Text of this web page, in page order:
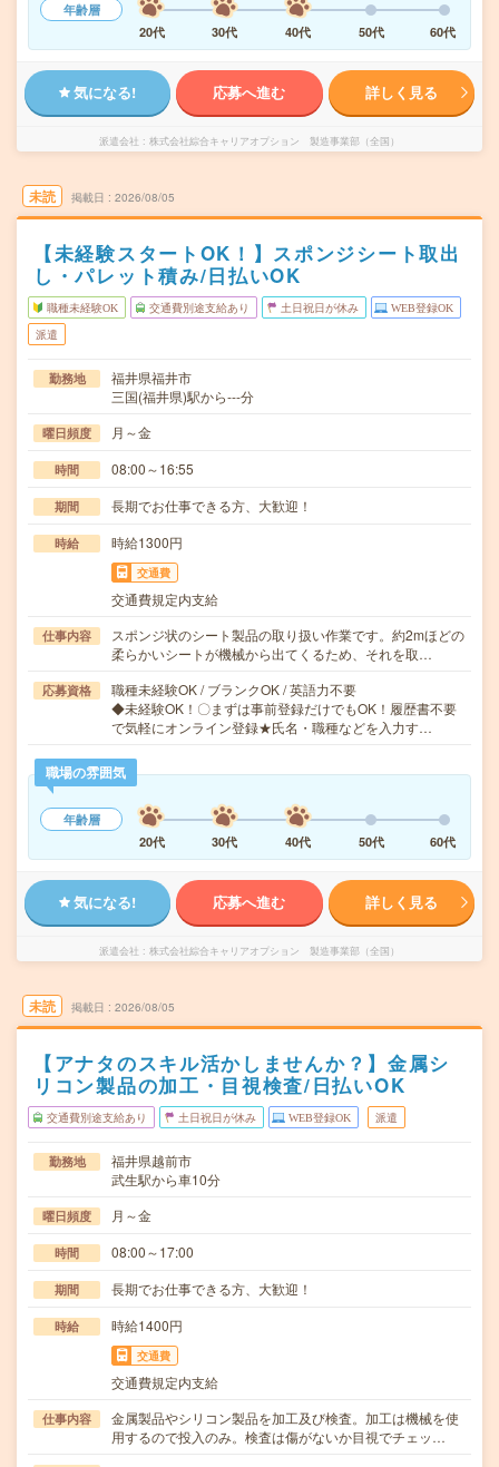
年齢層
20代
30代 40代 50代 60代
気になる! 応募へ進む 詳しく見る
派遣会社 株式会社綜合キャリアオプション 製造事業部（全国）
未読 掲載日 2026/08/05
【未経験スタートOK！】スポンジシート取出
し・パレット積み/日払いOK
職種未経験OK 交通費別途支給あり 土日祝日が休み WEB登録OK
派遣
勤務地
福井県福井市
三国(福井県)駅から---分
曜日頻度 月～金
時間 08:00～16:55
期間 長期でお仕事できる方、大歓迎！
時給 時給1300円
交通費
交通費規定内支給
仕事内容
スポンジ状のシート製品の取り扱い作業です。約2mほどの
柔らかいシートが機械から出てくるため、それを取…
応募資格
職種未経験OK / ブランクOK / 英語力不要
◆未経験OK！〇まずは事前登録だけでもOK！履歴書不要
で気軽にオンライン登録★氏名・職種などを入力す…
職場の雰囲気
年齢層
20代
30代 40代 50代 60代
気になる! 応募へ進む 詳しく見る
派遣会社 株式会社綜合キャリアオプション 製造事業部（全国）
未読 掲載日 2026/08/05
【アナタのスキル活かしませんか？】金属シ
リコン製品の加工・目視検査/日払いOK
交通費別途支給あり 土日祝日が休み WEB登録OK 派遣
勤務地
福井県越前市
武生駅から車10分
曜日頻度 月～金
時間 08:00～17:00
期間 長期でお仕事できる方、大歓迎！
時給 時給1400円
交通費
交通費規定内支給
仕事内容
金属製品やシリコン製品を加工及び検査。加工は機械を使
用するので投入のみ。検査は傷がないか目視でチェッ…